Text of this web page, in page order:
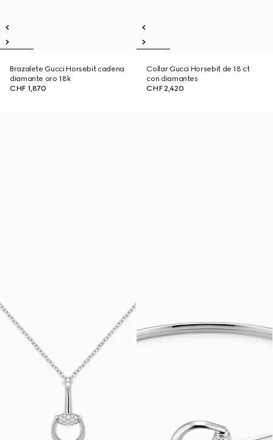
Brazalete Gucci Horsebit cadena
diamante oro 18k
CHF 1,870
Collar Gucci Horsebit de 18 ct
con diamantes
CHF 2,420